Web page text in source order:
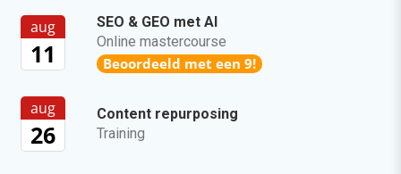
aug
11
SEO & GEO met AI
Online mastercourse
Beoordeeld met een 9!
aug
26
Content repurposing
Training